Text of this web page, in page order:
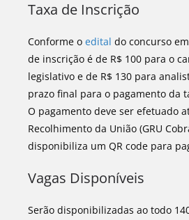
Taxa de Inscrição
Conforme o edital do concurso
de inscrição é de R$ 100 para o
legislativo e de R$ 130 para
prazo final para o pagamento da
O pagamento deve ser efetuado
Recolhimento da União (GRU
disponibiliza um QR code para
Vagas Disponíveis
Serão disponibilizadas ao todo